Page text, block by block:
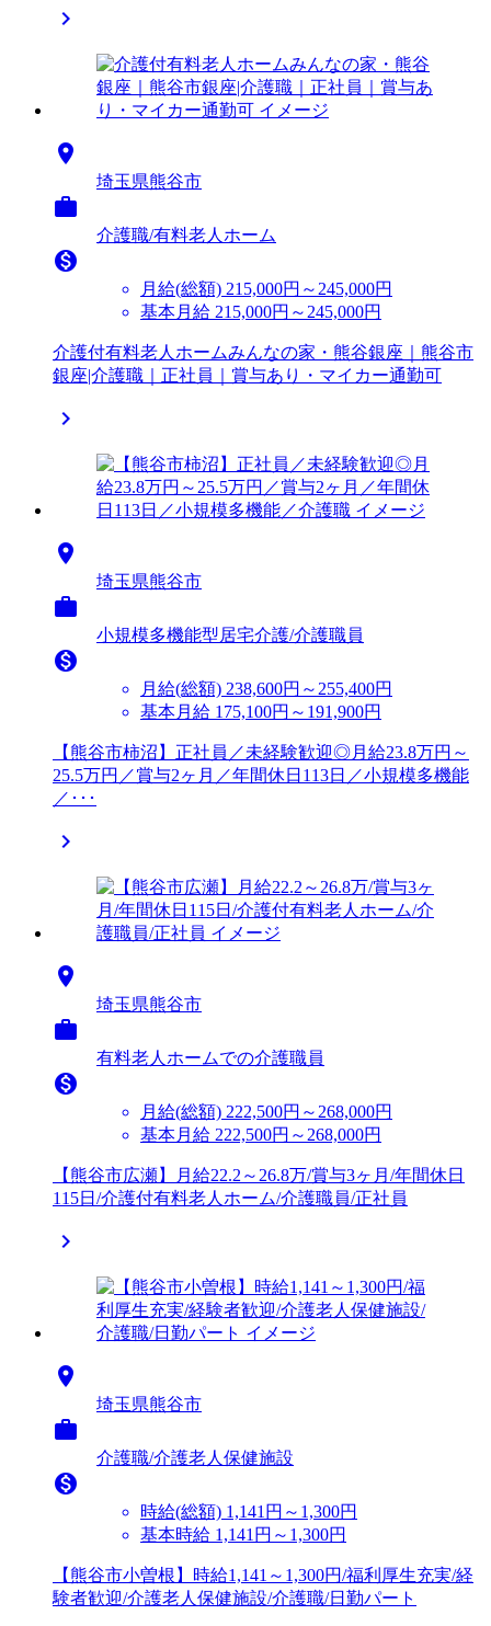


埼玉県熊谷市

介護職/有料老人ホーム

月給(総額) 215,000円～245,000円
基本月給 215,000円～245,000円
介護付有料老人ホームみんなの家・熊谷銀座｜熊谷市
銀座|介護職｜正社員｜賞与あり・マイカー通勤可


埼玉県熊谷市

小規模多機能型居宅介護/介護職員

月給(総額) 238,600円～255,400円
基本月給 175,100円～191,900円
【熊谷市柿沼】正社員／未経験歓迎◎月給23.8万円～
25.5万円／賞与2ヶ月／年間休日113日／小規模多機能
／･･･


埼玉県熊谷市

有料老人ホームでの介護職員

月給(総額) 222,500円～268,000円
基本月給 222,500円～268,000円
【熊谷市広瀬】月給22.2～26.8万/賞与3ヶ月/年間休日
115日/介護付有料老人ホーム/介護職員/正社員


埼玉県熊谷市

介護職/介護老人保健施設

時給(総額) 1,141円～1,300円
基本時給 1,141円～1,300円
【熊谷市小曽根】時給1,141～1,300円/福利厚生充実/経
験者歓迎/介護老人保健施設/介護職/日勤パート